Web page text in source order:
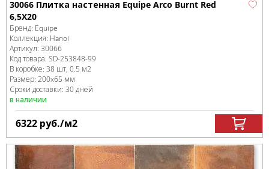
30066 Плитка настенная Equipe Arco Burnt Red
6,5X20
Бренд: Equipe
Коллекция: Hanoi
Артикул: 30066
Код товара: SD-253848-99
В коробке: 38 шт, 0.5 м2
Размер: 200x65 мм
Сроки доставки: 30 дней
в наличии
6322 руб./м2